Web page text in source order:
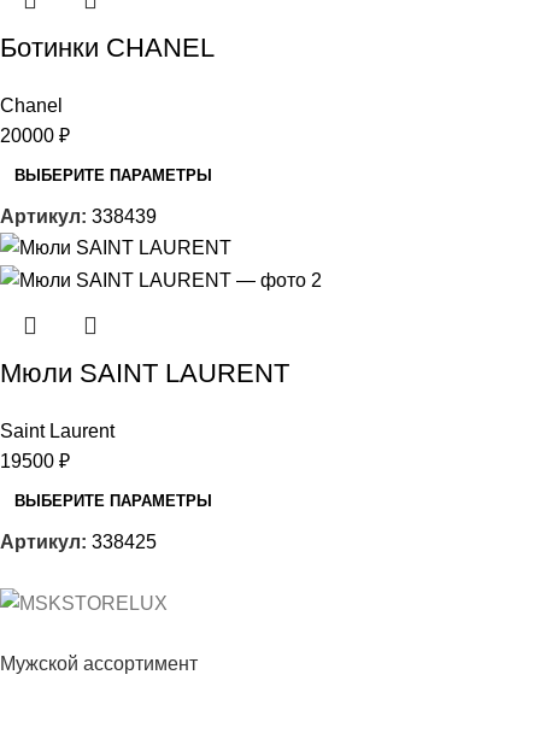
Ботинки CHANEL
Chanel
20000 ₽
ВЫБЕРИТЕ ПАРАМЕТРЫ
Артикул: 338439
Мюли SAINT LAURENT
Saint Laurent
19500 ₽
ВЫБЕРИТЕ ПАРАМЕТРЫ
Артикул: 338425
Мужской ассортимент